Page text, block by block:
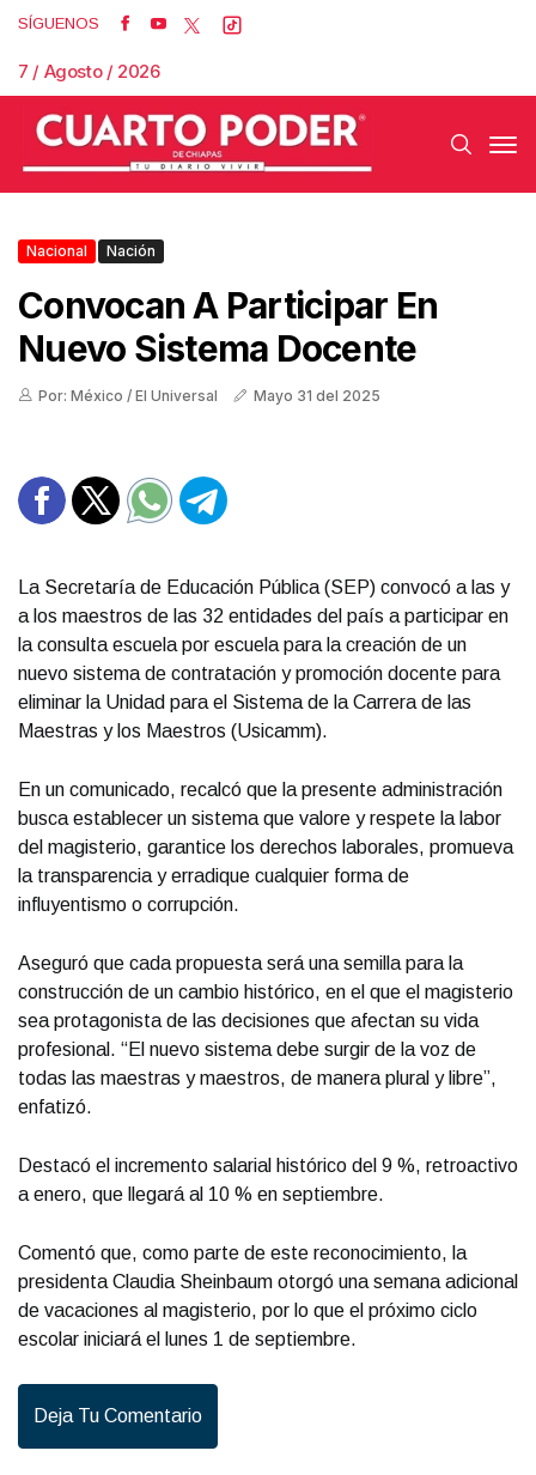
SÍGUENOS
7 / Agosto / 2026
Nacional Nación
Convocan A Participar En
Nuevo Sistema Docente
Por: México / El Universal Mayo 31 del 2025
La Secretaría de Educación Pública (SEP) convocó a las y
a los maestros de las 32 entidades del país a participar en
la consulta escuela por escuela para la creación de un
nuevo sistema de contratación y promoción docente para
eliminar la Unidad para el Sistema de la Carrera de las
Maestras y los Maestros (Usicamm).
En un comunicado, recalcó que la presente administración
busca establecer un sistema que valore y respete la labor
del magisterio, garantice los derechos laborales, promueva
la transparencia y erradique cualquier forma de
influyentismo o corrupción.
Aseguró que cada propuesta será una semilla para la
construcción de un cambio histórico, en el que el magisterio
sea protagonista de las decisiones que afectan su vida
profesional. “El nuevo sistema debe surgir de la voz de
todas las maestras y maestros, de manera plural y libre”,
enfatizó.
Destacó el incremento salarial histórico del 9 %, retroactivo
a enero, que llegará al 10 % en septiembre.
Comentó que, como parte de este reconocimiento, la
presidenta Claudia Sheinbaum otorgó una semana adicional
de vacaciones al magisterio, por lo que el próximo ciclo
escolar iniciará el lunes 1 de septiembre.
Deja Tu Comentario